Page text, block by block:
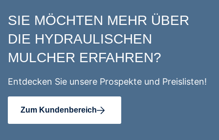
SIE MÖCHTEN MEHR ÜBER
DIE HYDRAULISCHEN
MULCHER ERFAHREN?
Entdecken Sie unsere Prospekte und Preislisten!
Zum Kundenbereich